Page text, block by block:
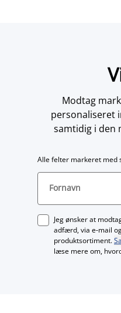
Modtag
personaliseret
samtidig i den
Alle felter markeret med
Fornavn
Jeg ønsker at
adfærd, via e‑mail
produktsortiment.
læse mere om,